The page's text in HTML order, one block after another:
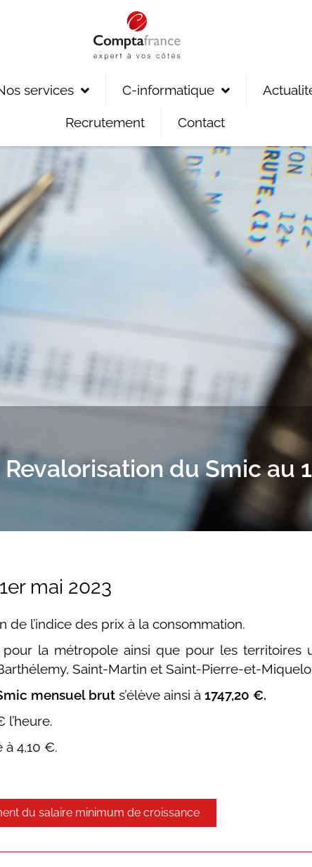
services C-informatique
Recrutement Contact
Revalorisation du Smic au
mai 2023
de l’indice des prix à la consommation.
pour la métropole ainsi que pour les territoires
Saint-Martin et Saint-Pierre-et-
mensuel brut s’élève ainsi à 1747,20 €.
l’heure.
à 4,10 €.
du salaire minimum de croissance